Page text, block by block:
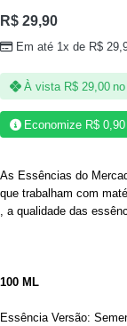
R$ 29,90
Em até 1x de R$
À vista R$29,00
Economize R$ 0,90
As Essências do
que trabalham com
, a qualidade das
100 ML
Essência Versão: